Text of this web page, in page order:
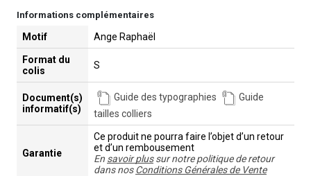
Informations complémentaires
Motif Ange Raphaël
Format du
colis
S
Document(s)
informatif(s)
Guide des typographies
Guide
tailles colliers
Garantie
Ce produit ne pourra faire l’objet d’un retour
et d’un rembousement
En savoir plussur notre politique de retour
dans nosConditions Générales de Vente